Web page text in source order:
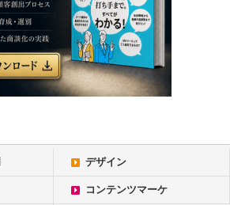
デザイン
コンテンツマーケ